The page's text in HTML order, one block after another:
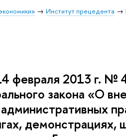
Институт прецедента
февраля 2013 г. №
закона «О
демонстрациях,